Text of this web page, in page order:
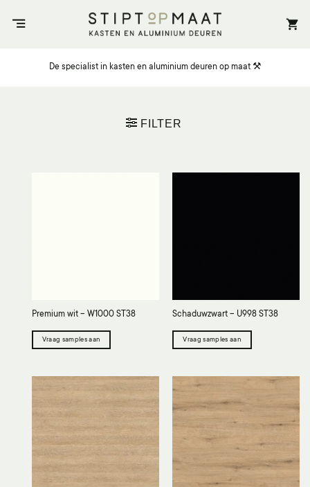
naar
De specialist in kasten en aluminium deuren op maat ⚒️
FILTER
Premium wit – W1000 ST38
Vraag samples aan
Schaduwzwart – U998 ST38
Vraag samples aan